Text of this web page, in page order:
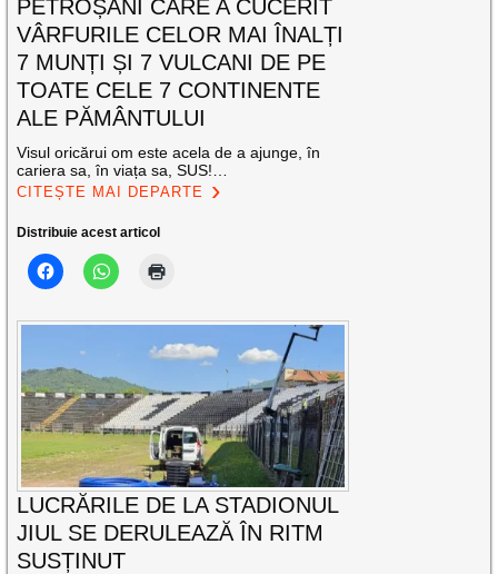
PETROȘANI CARE A CUCERIT
VÂRFURILE CELOR MAI ÎNALȚI
7 MUNȚI ȘI 7 VULCANI DE PE
TOATE CELE 7 CONTINENTE
ALE PĂMÂNTULUI
Visul oricărui om este acela de a ajunge, în
cariera sa, în viața sa, SUS!…
CITEȘTE MAI DEPARTE
Distribuie acest articol
LUCRĂRILE DE LA STADIONUL
JIUL SE DERULEAZĂ ÎN RITM
SUSȚINUT